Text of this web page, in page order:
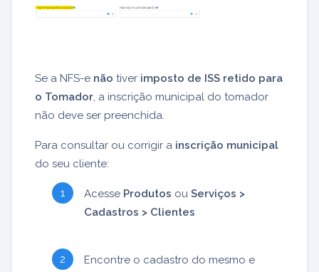
Se a NFS-e não tiver imposto de ISS retido para
o Tomador, a inscrição municipal do tomador
não deve ser preenchida.
Para consultar ou corrigir a inscrição municipal
do seu cliente:
Acesse Produtos ou Serviços >
Cadastros > Clientes
Encontre o cadastro do mesmo e